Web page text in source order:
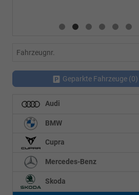
Fahrzeugnr.
Geparkte Fahrzeuge (0)
Audi
BMW
Cupra
Mercedes-Benz
Skoda